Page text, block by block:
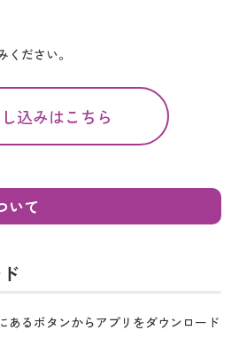
ださい。
込みはこちら
いて
あるボタンからアプリをダウンロード